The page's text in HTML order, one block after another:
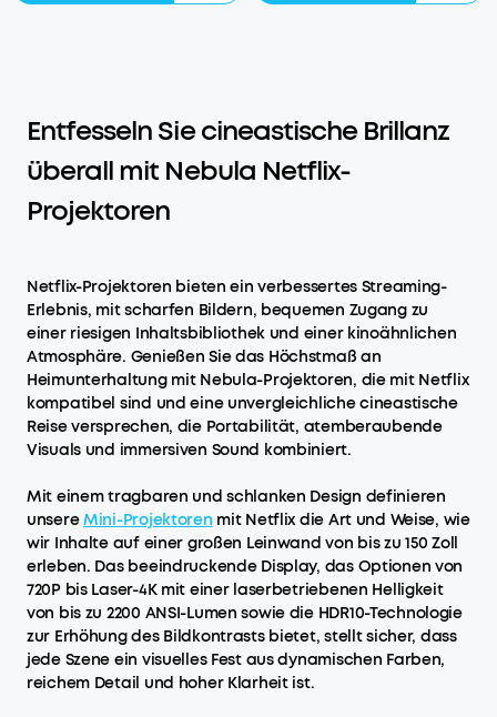
Entfesseln Sie cineastische Brillanz
überall mit Nebula Netflix-
Projektoren
Netflix-Projektoren bieten ein verbessertes Streaming-
Erlebnis, mit scharfen Bildern, bequemen Zugang zu
einer riesigen Inhaltsbibliothek und einer kinoähnlichen
Atmosphäre. Genießen Sie das Höchstmaß an
Heimunterhaltung mit Nebula-Projektoren, die mit Netflix
kompatibel sind und eine unvergleichliche cineastische
Reise versprechen, die Portabilität, atemberaubende
Visuals und immersiven Sound kombiniert.
Mit einem tragbaren und schlanken Design definieren
unsereMini-Projektoren mit Netflix die Art und Weise, wie
wir Inhalte auf einer großen Leinwand von bis zu 150 Zoll
erleben. Das beeindruckende Display, das Optionen von
720P bis Laser-4K mit einer laserbetriebenen Helligkeit
von bis zu 2200 ANSI-Lumen sowie die HDR10-Technologie
zur Erhöhung des Bildkontrasts bietet, stellt sicher, dass
jede Szene ein visuelles Fest aus dynamischen Farben,
reichem Detail und hoher Klarheit ist.